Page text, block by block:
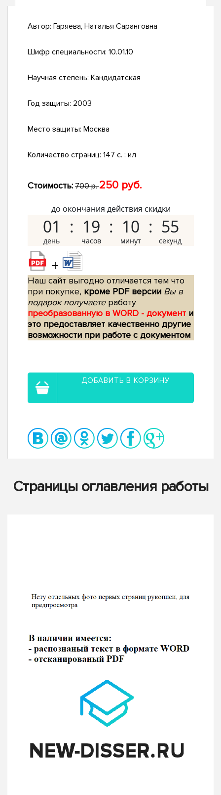
Автор: Гаряева, Наталья Саранговна
Шифр специальности: 10.01.10
Научная степень: Кандидатская
Год защиты: 2003
Место защиты: Москва
Количество страниц: 147 с. : ил
Стоимость: 700 р.250 руб.
до окончания действия скидки
01 19 10 54
+
Наш сайт выгодно отличается тем что
при покупке, кроме PDF версии Вы в
подарок получаетеработу
преобразованную в WORD - документ и
это предоставляет качественно другие
возможности при работе с документом
ДОБАВИТЬ В КОРЗИНУ
Страницы оглавления работы